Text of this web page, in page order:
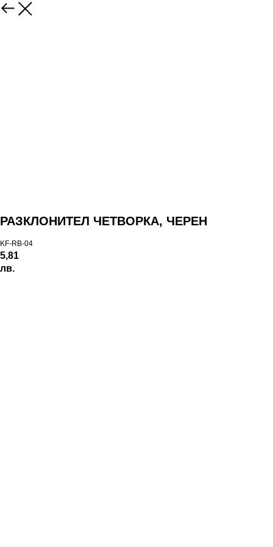
РАЗКЛОНИТЕЛ ЧЕТВОРКА, ЧЕРЕН
KF-RB-04
5,81
лв.